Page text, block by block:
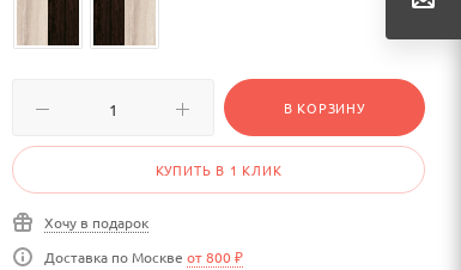
В КОРЗИНУ
КУПИТЬ В 1 КЛИК
Хочу в подарок
Доставка по Москве от 800 ₽